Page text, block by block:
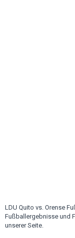
LDU Quito vs. Orense
Fußballergebnisse und
unserer Seite.